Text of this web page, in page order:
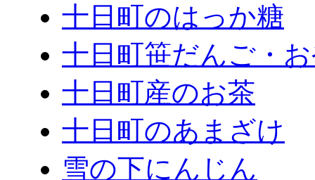
十日町のはっか糖
十日町笹だんご・
十日町産のお茶
十日町のあまざけ
雪の下にんじん